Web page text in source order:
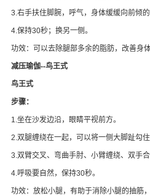
3.右手扶住脚腕，呼气，身体缓缓向前倾的
4.保持30秒；换另一侧。
功效：可以去除腿部多余的脂肪，改善身体
减压瑜伽--鸟王式
鸟王式
步骤：
1.坐在沙发边沿，眼睛平视前方。
2.双腿缠绕在一起，可以将一侧大脚趾勾住
3.双臂交叉、弯曲手肘、小臂缠绕、双手合
4.呼吸要自然，保持30秒。
功效：放松小腿，有助于消除小腿的抽筋，